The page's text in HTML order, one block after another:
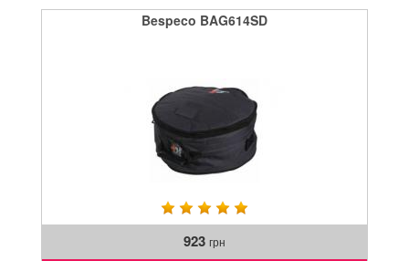
Bespeco BAG614SD
923 грн